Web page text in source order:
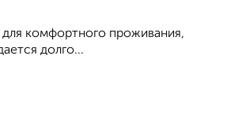
для комфортного проживания,
долго...